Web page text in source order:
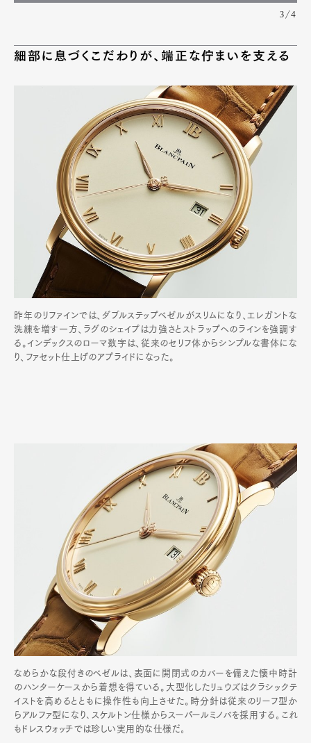
3/4
細部に息づくこだわりが、端正な佇まいを支える
昨年のリファインでは、ダブルステップベゼルがスリムになり、エレガントな
洗練を増す一方、ラグのシェイプは力強さとストラップへのラインを強調す
る。インデックスのローマ数字は、従来のセリフ体からシンプルな書体にな
り、ファセット仕上げのアプライドになった。
なめらかな段付きのベゼルは、表面に開閉式のカバーを備えた懐中時計
のハンターケースから着想を得ている。大型化したリュウズはクラシックテ
イストを高めるとともに操作性も向上させた。時分針は従来のリーフ型か
らアルファ型になり､スケルトン仕様からスーパールミノバを採用する｡これ
もドレスウォッチでは珍しい実用的な仕様だ｡